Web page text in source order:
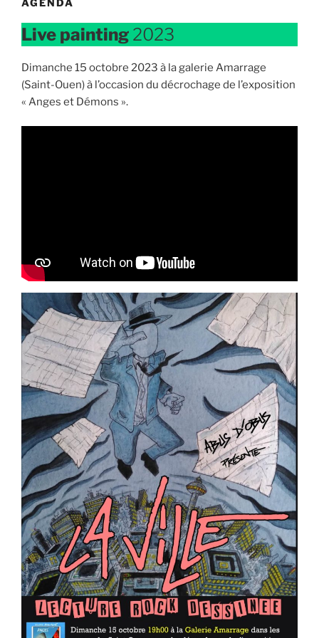
AGENDA
Live painting 2023
Dimanche 15 octobre 2023 à la galerie Amarrage
(Saint-Ouen) à l’occasion du décrochage de l’exposition
« Anges et Démons ».